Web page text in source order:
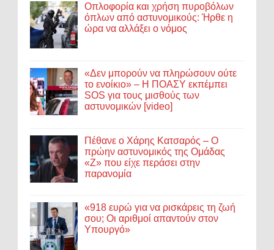
Οπλοφορία και χρήση πυροβόλων
όπλων από αστυνομικούς: Ήρθε η
ώρα να αλλάξει ο νόμος
«Δεν μπορούν να πληρώσουν ούτε
το ενοίκιο» – Η ΠΟΑΣΥ εκπέμπει
SOS για τους μισθούς των
αστυνομικών [video]
Πέθανε ο Χάρης Κατσαρός – Ο
πρώην αστυνομικός της Ομάδας
«Ζ» που είχε περάσει στην
παρανομία
«918 ευρώ για να ρισκάρεις τη ζωή
σου; Οι αριθμοί απαντούν στον
Υπουργό»